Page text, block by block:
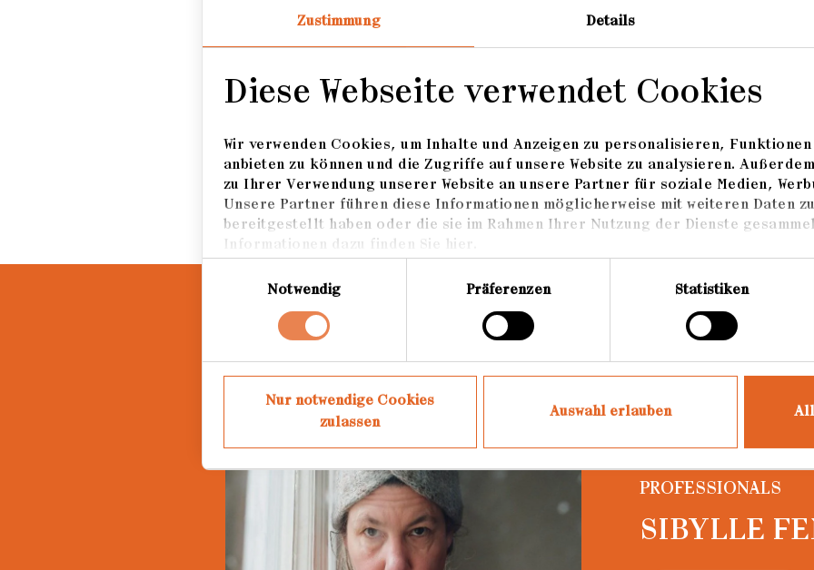
Zustimmung Details
Diese Webseite verwendet Cookies
Wir verwenden Cookies, um Inhalte und Anzeigen zu personalisieren,
anbieten zu können und die Zugriffe auf unsere Website zu analysieren.
zu Ihrer Verwendung unserer Website an unsere Partner für soziale Medien,
Unsere Partner führen diese Informationen möglicherweise mit weiteren Daten
bereitgestellt haben oder die sie im Rahmen Ihrer Nutzung der Dienste
Informationen dazu finden Sie hier.
Notwendig
Präferenzen Statistiken
Nur notwendige Cookies
zulassen
Auswahl erlauben
TEILNEHMENDE
Loading...
PROFESSIONALS
SIBYLLE